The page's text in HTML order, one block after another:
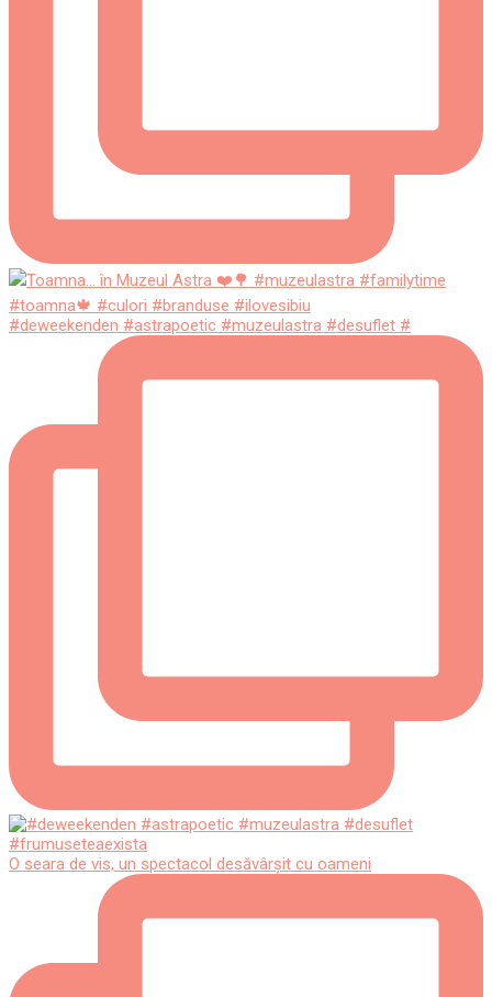
#deweekenden #astrapoetic #muzeulastra #desuflet #
O seara de vis, un spectacol desăvârșit cu oameni